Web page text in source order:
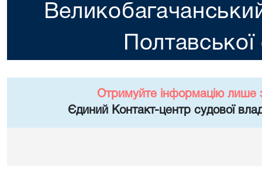
Полтавської
Отримуйте інформацію лише
Єдиний Контакт-центр судової